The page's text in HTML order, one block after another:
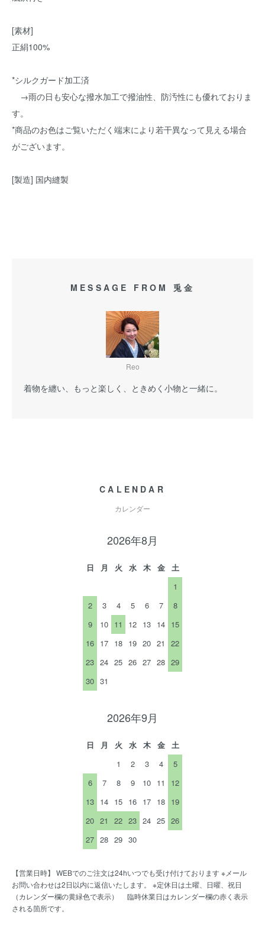
[素材]
正絹100%
*シルクガード加工済
→雨の日も安心な撥水加工で撥油性、防汚性にも優れておりま
す。
*商品のお色はご覧いただく端末により若干異なって見える場合
がございます。
[製造] 国内縫製
MESSAGE FROM 兎金
Reo
着物を纏い、もっと楽しく、ときめく小物と一緒に。
CALENDAR
カレンダー
2026年8月
日 月 火 水 木 金
土
1
2
3 4 5 6 7
8
9
10 11 12 13 14 15
16 17 18 19 20 21
22
23 24 25 26 27 28 29
30 31
2026年9月
日 月 火 水 木 金
土
1
2 3 4
5
6
7 8 9 10 11
12
13 14 15 16 17 18 19
20 21 22 23 24 25 26
27 28 29 30
【営業日時】 WEBでのご注文は24hいつでも受け付けております ※メール
お問い合わせは2日以内に返信いたします。 ※定休日は土曜、日曜、祝日
（カレンダー欄の黄緑色で表示） 臨時休業日はカレンダー欄の赤く表示
される箇所です。